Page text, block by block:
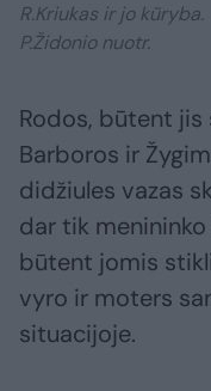
R.Kriukas ir jo kūryba.
P.Židonio nuotr.
Rodos, būtent
Barboros ir
didžiules vazas
dar tik
būtent jomis
vyro ir moters
situacijoje.